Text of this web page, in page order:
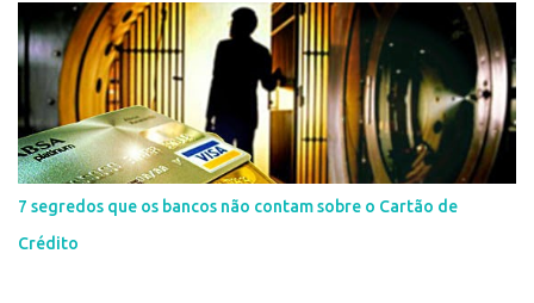
7 segredos que os bancos não contam sobre o Cartão de
Crédito